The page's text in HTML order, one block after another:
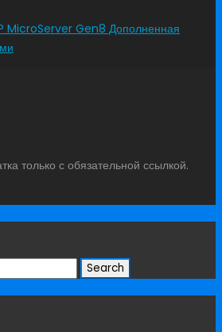
MicroServer Gen8 Дополненная
только с обязательной ссылкой.